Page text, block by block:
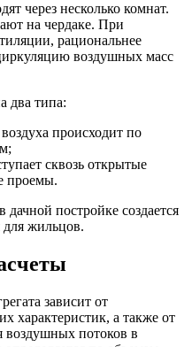
через несколько комнат.
на чердаке. При
рациональнее
воздушных масс
два типа:
происходит по
сквозь открытые
проемы.
постройке создается
для жильцов.
зависит от
характеристик, а также от
воздушных потоков в